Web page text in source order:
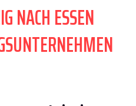
NACH ESSEN